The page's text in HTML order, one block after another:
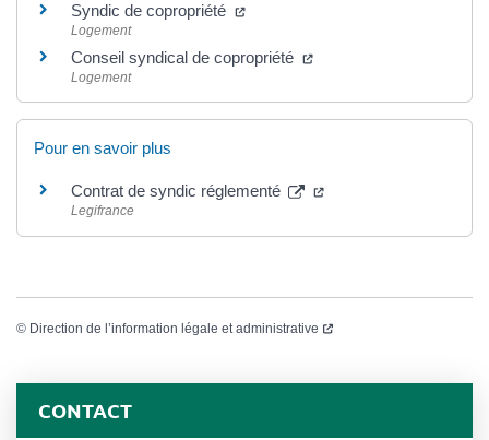
Syndic de copropriété
Logement
Conseil syndical de copropriété
Logement
Pour en savoir plus
Contrat de syndic réglementé
Legifrance
© Direction de l’information légale et administrative
CONTACT